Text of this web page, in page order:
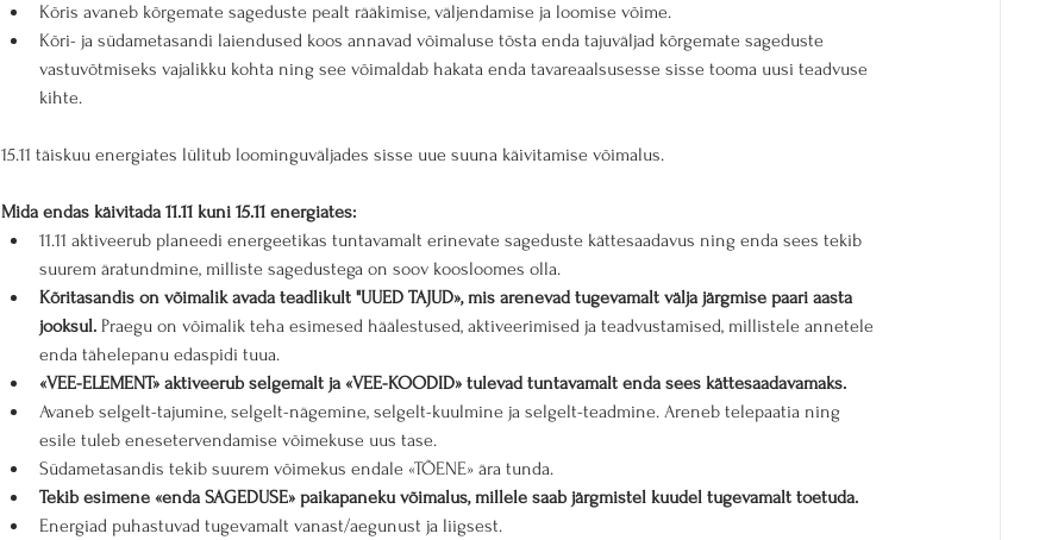
Kõris avaneb kõrgemate sageduste pealt rääkimise, väljendamise ja loomise võime.
Kõri- ja südametasandi laiendused koos annavad võimaluse tõsta enda tajuväljad kõrgemate sageduste
vastuvõtmiseks vajalikku kohta ning see võimaldab hakata enda tavareaalsusesse sisse tooma uusi teadvuse
kihte.
15.11 täiskuu energiates lülitub loominguväljades sisse uue suuna käivitamise võimalus.
Mida endas käivitada 11.11 kuni 15.11 energiates:
11.11 aktiveerub planeedi energeetikas tuntavamalt erinevate sageduste kättesaadavus ning enda sees tekib
suurem äratundmine, milliste sagedustega on soov koosloomes olla.
Kõritasandis on võimalik avada teadlikult "UUED TAJUD», mis arenevad tugevamalt välja järgmise paari aasta
jooksul. Praegu on võimalik teha esimesed häälestused, aktiveerimised ja teadvustamised, millistele annetele
enda tähelepanu edaspidi tuua.
«VEE-ELEMENT» aktiveerub selgemalt ja «VEE-KOODID» tulevad tuntavamalt enda sees kättesaadavamaks.
Avaneb selgelt-tajumine, selgelt-nägemine, selgelt-kuulmine ja selgelt-teadmine. Areneb telepaatia ning
esile tuleb enesetervendamise võimekuse uus tase.
Südametasandis tekib suurem võimekus endale «TÕENE» ära tunda.
Tekib esimene «enda SAGEDUSE» paikapaneku võimalus, millele saab järgmistel kuudel tugevamalt toetuda.
Energiad puhastuvad tugevamalt vanast/aegunust ja liigsest.